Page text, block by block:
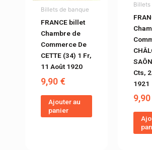
Billets de banque
FRANCE billet
Chambre de
Commerce De
CETTE (34) 1 Fr,
11 Août 1920
9,90€
Ajouter au
panier
Billets
Cts,
1921